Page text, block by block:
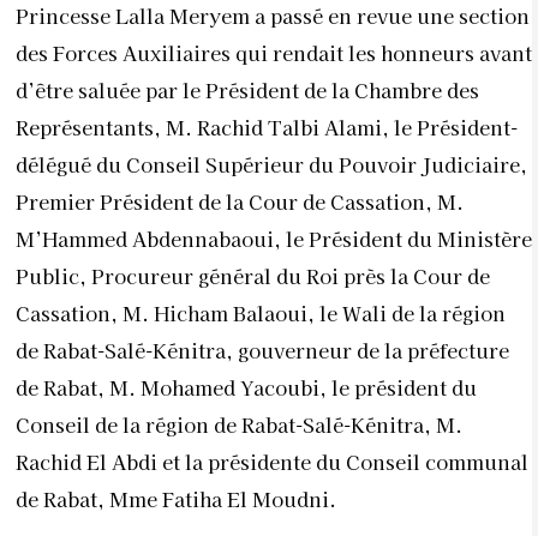
Princesse Lalla Meryem a passé en revue une section
des Forces Auxiliaires qui rendait les honneurs avant
d’être saluée par le Président de la Chambre des
Représentants, M. Rachid Talbi Alami, le Président-
délégué du Conseil Supérieur du Pouvoir Judiciaire,
Premier Président de la Cour de Cassation, M.
M’Hammed Abdennabaoui, le Président du Ministère
Public, Procureur général du Roi près la Cour de
Cassation, M. Hicham Balaoui, le Wali de la région
de Rabat-Salé-Kénitra, gouverneur de la préfecture
de Rabat, M. Mohamed Yacoubi, le président du
Conseil de la région de Rabat-Salé-Kénitra, M.
Rachid El Abdi et la présidente du Conseil communal
de Rabat, Mme Fatiha El Moudni.